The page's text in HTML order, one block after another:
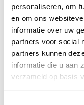
personaliseren, om
en om ons
informatie over uw
partners voor social
partners kunnen
informatie die u aan
verzameld op basis